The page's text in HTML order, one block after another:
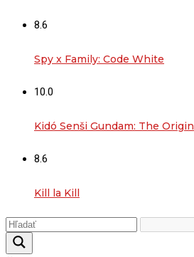
8.6
Spy x Family: Code White
10.0
Kidó Senši Gundam: The Origin
8.6
Kill la Kill